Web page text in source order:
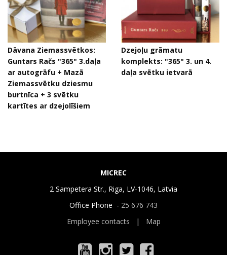
Dāvana Ziemassvētkos:
Guntars Račs "365" 3.daļa
ar autogrāfu + Mazā
Ziemassvētku dziesmu
burtnīca + 3 svētku
kartītes ar dzejolīšiem
Dzejoļu grāmatu
komplekts: "365" 3. un 4.
daļa svētku ietvarā
MICREC
2 Sampetera Str., Riga, LV-1046, Latvia
Office Phone - 25 676 743
Employee contacts | Map